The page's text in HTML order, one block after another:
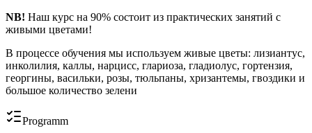
NB! Наш курс на 90% состоит из практических занятий с
живыми цветами!
В процессе обучения мы используем живые цветы: лизиантус,
инколилия, каллы, нарцисс, глариоза, гладиолус, гортензия,
георгины, васильки, розы, тюльпаны, хризантемы, гвоздики и
большое количество зелени
Programm